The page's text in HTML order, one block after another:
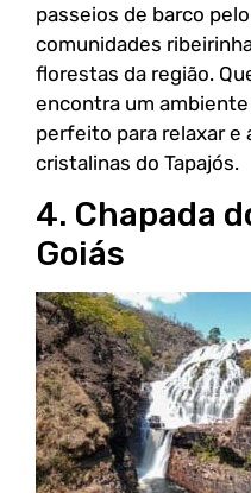
passeios de barco
comunidades
florestas da região.
encontra um
perfeito para relaxar e
cristalinas do Tapajós.
4. Chapada
Goiás